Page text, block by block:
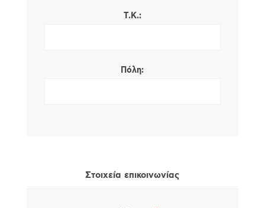
Τ.Κ.:
Πόλη:
Στοιχεία επικοινωνίας